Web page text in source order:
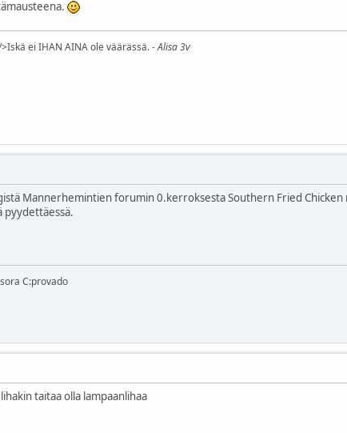
ei IHAN AINA ole väärässä. -Alisa 3v
Mannerhemintien forumin 0.kerroksesta Southern Fried
pyydettäessä.
C:provado
taitaa olla lampaanlihaa